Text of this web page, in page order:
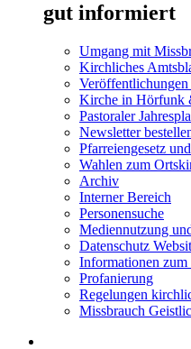
gut informiert
Umgang mit
Kirchliches
Kirche in Hörfunk
Pastoraler
Newsletter
Pfarreiengesetz
Wahlen zum
Archiv
Interner Bereich
Personensuche
Mediennutzung
Datenschutz
Informationen
Profanierung
Regelungen
Missbrauch